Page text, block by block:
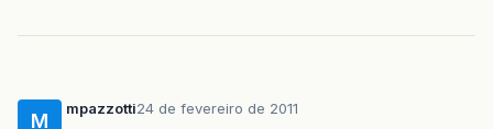
M
mpazzotti24 de fevereiro de 2011